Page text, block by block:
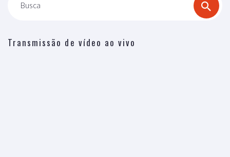
Busca
Transmissão de vídeo ao vivo